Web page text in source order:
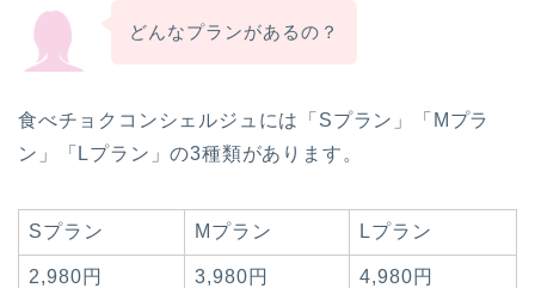
どんなプランがあるの？
食べチョクコンシェルジュには「Sプラン」「Mプラ
ン」「Lプラン」の3種類があります。
Sプラン Mプラン Lプラン
2,980円
3,980円
4,980円